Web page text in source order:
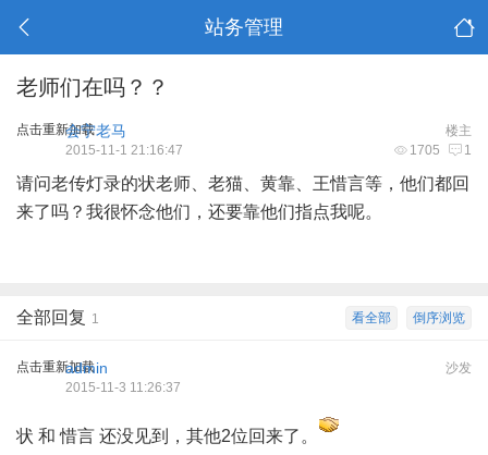
站务管理
老师们在吗？？
点击重新加载 楼主
会宁老马
1705 1
2015-11-1 21:16:47
请问老传灯录的状老师、老猫、黄靠、王惜言等，他们都回
来了吗？我很怀念他们，还要靠他们指点我呢。
倒序浏览
看全部
全部回复 1
点击重新加载 沙发
admin
2015-11-3 11:26:37
状 和 惜言 还没见到，其他2位回来了。